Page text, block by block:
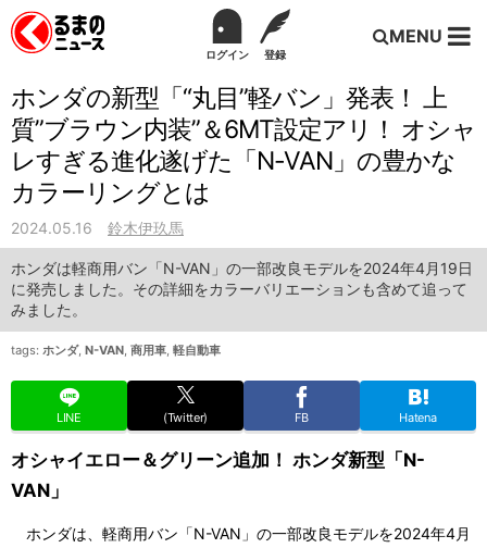
ログイン 登録
MENU
ホンダの新型「“丸目”軽バン」発表！ 上
質”ブラウン内装”＆6MT設定アリ！ オシャ
レすぎる進化遂げた「N-VAN」の豊かな
カラーリングとは
2024.05.16 鈴木伊玖馬
ホンダは軽商用バン「N-VAN」の一部改良モデルを2024年4月19日
に発売しました。その詳細をカラーバリエーションも含めて追って
みました。
tags: ホンダ, N-VAN, 商用車, 軽自動車
LINE (Twitter) FB Hatena
オシャイエロー＆グリーン追加！ ホンダ新型「N-
VAN」
ホンダは、軽商用バン「N-VAN」の一部改良モデルを2024年4月